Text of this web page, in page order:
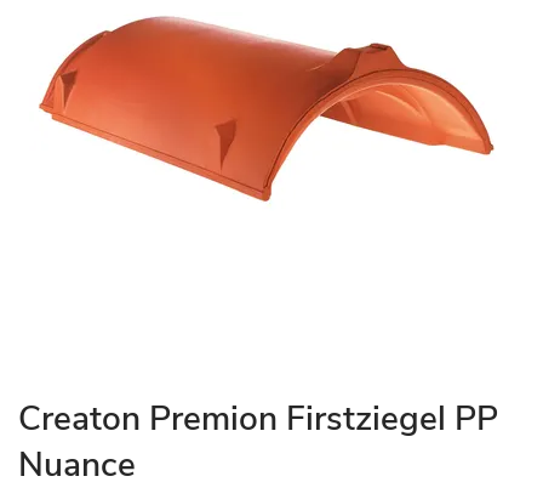
Zum
Anfang
der
Creaton Premion Firstziegel PP
Nuance